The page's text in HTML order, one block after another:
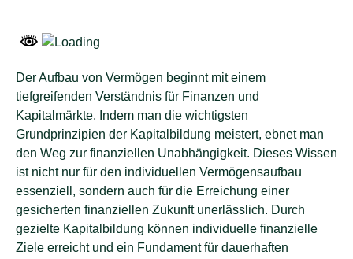
Der Aufbau von Vermögen beginnt mit einem
tiefgreifenden Verständnis für Finanzen und
Kapitalmärkte. Indem man die wichtigsten
Grundprinzipien der Kapitalbildung meistert, ebnet man
den Weg zur finanziellen Unabhängigkeit. Dieses Wissen
ist nicht nur für den individuellen Vermögensaufbau
essenziell, sondern auch für die Erreichung einer
gesicherten finanziellen Zukunft unerlässlich. Durch
gezielte Kapitalbildung können individuelle finanzielle
Ziele erreicht und ein Fundament für dauerhaften